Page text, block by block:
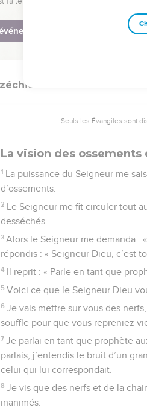
nombreux. Alors tout le monde
© Société biblique française – Bibli’O,
Seuls les Évangiles sont
La vision des ossements
1 La puissance du Seigneur me
d’ossements.
2 Le Seigneur me fit circuler tout
desséchés.
3 Alors le Seigneur me demanda :
répondis : « Seigneur Dieu, c’est
4 Il reprit : « Parle en tant que
5 Voici ce que le Seigneur Dieu
6 Je vais mettre sur vous des
souffle pour que vous repreniez
7 Je parlai en tant que prophète
parlais, j’entendis le bruit d’un
celui qui lui correspondait.
8 Je vis que des nerfs et de la
inanimés.